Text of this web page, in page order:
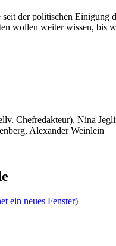
der politischen
wollen weiter wissen, bis
Chefredakteur), Nina
Alexander Weinlein
ein neues Fenster)